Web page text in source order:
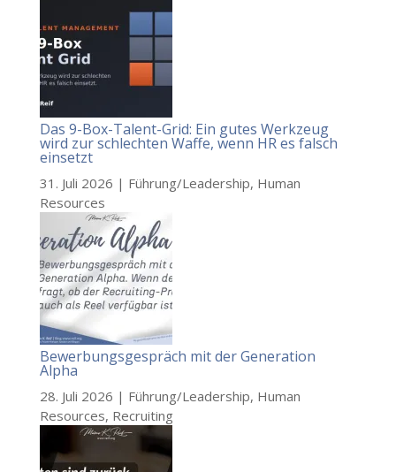
Das 9-Box-Talent-Grid: Ein gutes Werkzeug
wird zur schlechten Waffe, wenn HR es falsch
einsetzt
31. Juli 2026 | Führung/Leadership, Human
Resources
Bewerbungsgespräch mit der Generation
Alpha
28. Juli 2026 | Führung/Leadership, Human
Resources, Recruiting